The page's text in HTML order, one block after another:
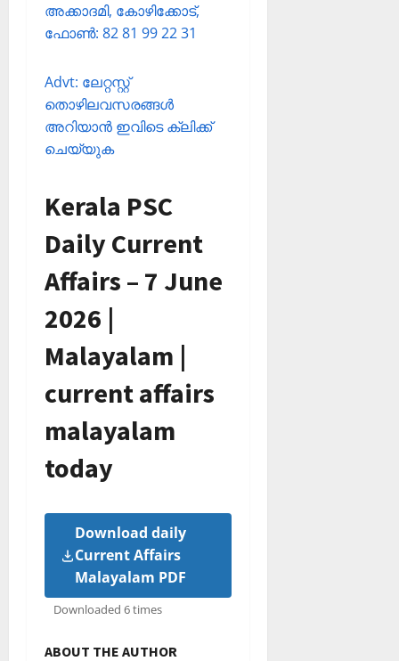
അക്കാദമി, കോഴിക്കോട്,
ഫോണ്‍: 82 81 99 22 31
Advt: ലേറ്റസ്റ്റ്
തൊഴിലവസരങ്ങള്‍
അറിയാന്‍ ഇവിടെ ക്ലിക്ക്
ചെയ്യുക
Kerala PSC
Daily Current
Affairs – 7 June
2026 |
Malayalam |
current affairs
malayalam
today
Download daily
Current Affairs
Malayalam PDF
Downloaded 6 times
ABOUT THE AUTHOR